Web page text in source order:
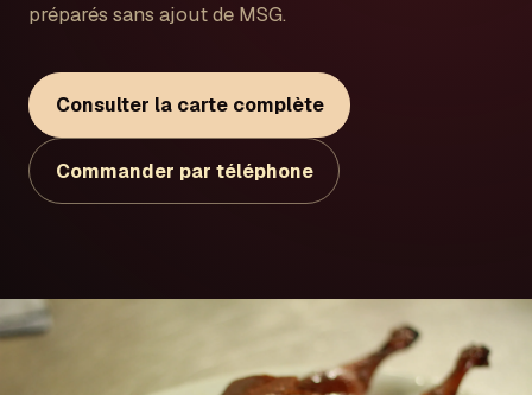
préparés sans ajout de MSG.
Consulter la carte complète
Commander par téléphone